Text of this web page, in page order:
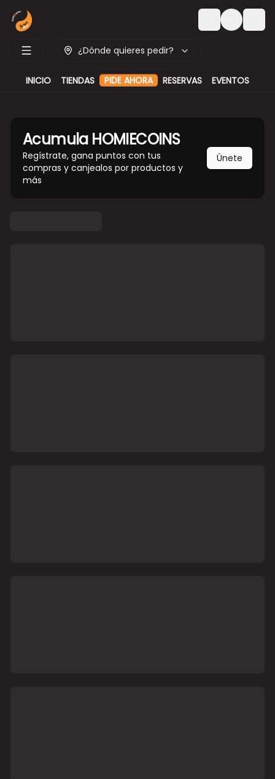
Login
¿Dónde quieres pedir?
INICIO TIENDAS PIDE AHORA RESERVAS EVENTOS
Acumula HOMIECOINS
Regístrate, gana puntos con tus
compras y canjealos por productos y
más
Únete